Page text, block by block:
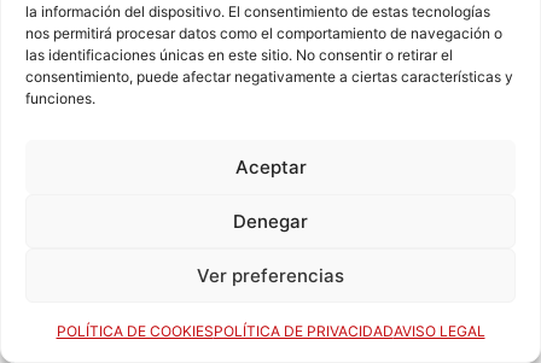
la información del dispositivo. El consentimiento de estas tecnologías
nos permitirá procesar datos como el comportamiento de navegación o
las identificaciones únicas en este sitio. No consentir o retirar el
consentimiento, puede afectar negativamente a ciertas características y
funciones.
Aceptar
Denegar
Ver preferencias
POLÍTICA DE COOKIESPOLÍTICA DE PRIVACIDADAVISO LEGAL
TEMPORADA 2009-10